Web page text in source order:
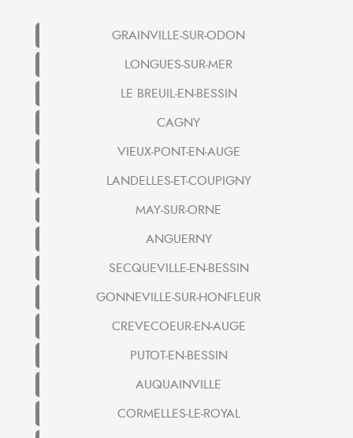
GRAINVILLE-SUR-ODON
LONGUES-SUR-MER
LE BREUIL-EN-BESSIN
CAGNY
VIEUX-PONT-EN-AUGE
LANDELLES-ET-COUPIGNY
MAY-SUR-ORNE
ANGUERNY
SECQUEVILLE-EN-BESSIN
GONNEVILLE-SUR-HONFLEUR
CREVECOEUR-EN-AUGE
PUTOT-EN-BESSIN
AUQUAINVILLE
CORMELLES-LE-ROYAL